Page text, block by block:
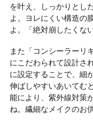
を叶え、しっかりとし
よ。ヨレにくい構造の
よ。「絶対崩したくな
また「コンシーラーリ
にこだわられて設計さ
に設定することで、細
伸ばしやすいあいてむ
能により、紫外線対策
ね。繊細なメイクのお